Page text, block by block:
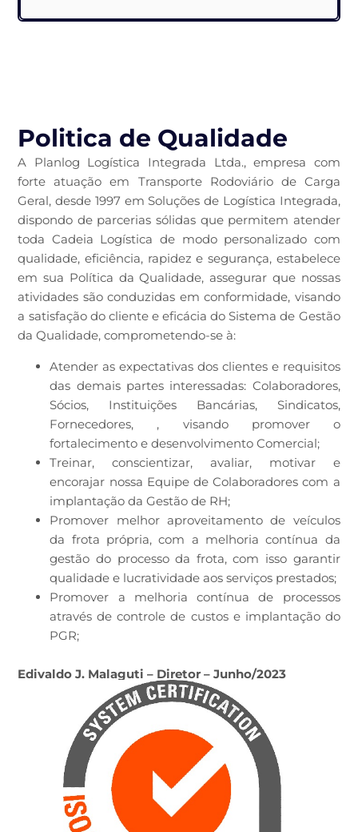
Politica de Qualidade
A Planlog Logística Integrada Ltda., empresa com
forte atuação em Transporte Rodoviário de Carga
Geral, desde 1997 em Soluções de Logística Integrada,
dispondo de parcerias sólidas que permitem atender
toda Cadeia Logística de modo personalizado com
qualidade, eficiência, rapidez e segurança, estabelece
em sua Política da Qualidade, assegurar que nossas
atividades são conduzidas em conformidade, visando
a satisfação do cliente e eficácia do Sistema de Gestão
da Qualidade, comprometendo-se à:
Atender as expectativas dos clientes e requisitos
das demais partes interessadas: Colaboradores,
Sócios, Instituições Bancárias, Sindicatos,
Fornecedores, , visando promover o
fortalecimento e desenvolvimento Comercial;
Treinar, conscientizar, avaliar, motivar e
encorajar nossa Equipe de Colaboradores com a
implantação da Gestão de RH;
Promover melhor aproveitamento de veículos
da frota própria, com a melhoria contínua da
gestão do processo da frota, com isso garantir
qualidade e lucratividade aos serviços prestados;
Promover a melhoria contínua de processos
através de controle de custos e implantação do
PGR;
Edivaldo J. Malaguti – Diretor – Junho/2023